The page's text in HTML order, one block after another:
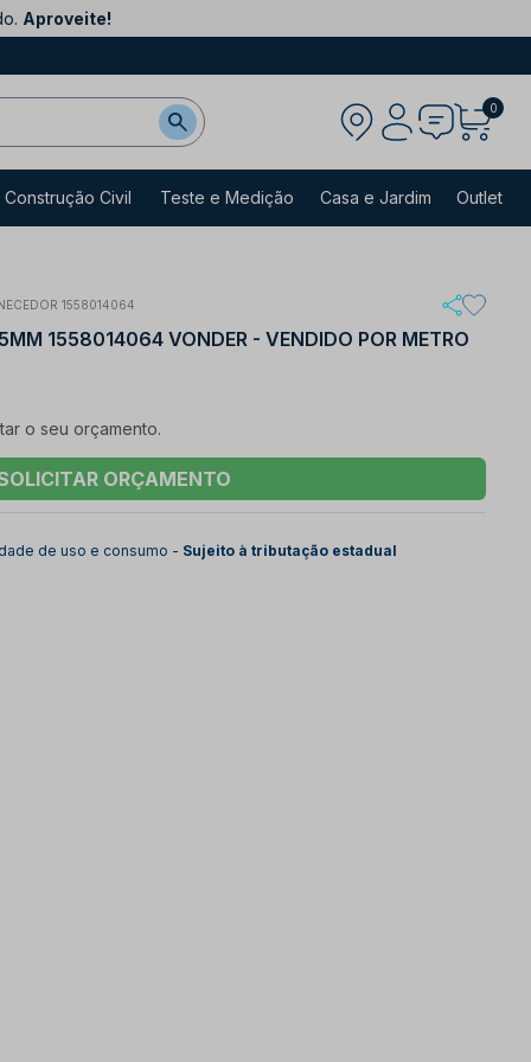
Aproveite!
0
Construção Civil Teste e Medição Casa e Jardim Outlet
1558014064
1558014064 VONDER - VENDIDO POR METRO
o seu orçamento.
ORÇAMENTO
de uso e consumo - Sujeito à tributação estadual